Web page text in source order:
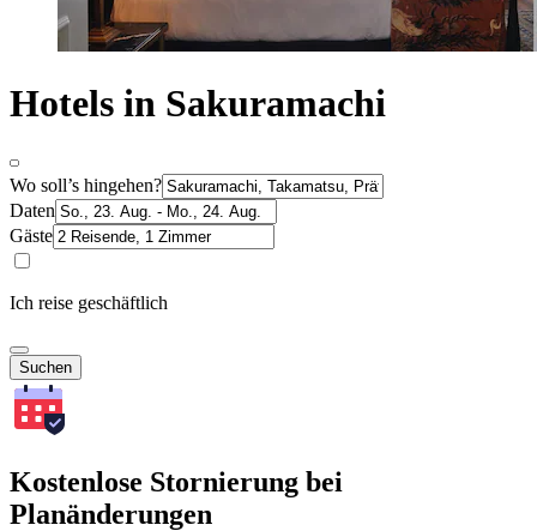
Hotels in Sakuramachi
Wo soll’s hingehen?
Daten
Gäste
Ich reise geschäftlich
Suchen
Kostenlose Stornierung bei
Planänderungen